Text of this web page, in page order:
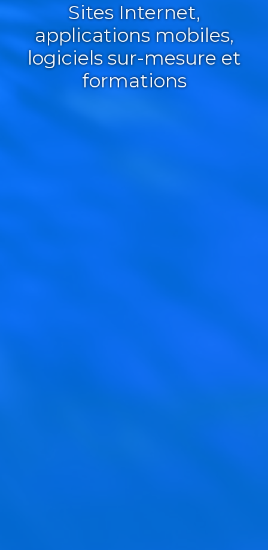
Sites Internet,
applications mobiles,
logiciels sur-mesure et
formations